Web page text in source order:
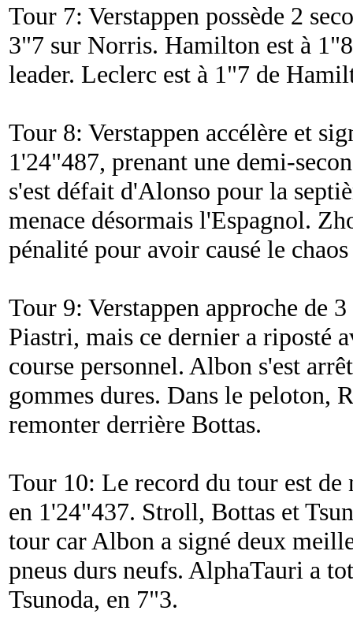
Tour 7: Verstappen possède 2
3"7 sur Norris. Hamilton est à
leader. Leclerc est à 1"7 de
Tour 8: Verstappen accélère et
1'24"487, prenant une demi-
s'est défait d'Alonso pour la
menace désormais l'Espagnol.
pénalité pour avoir causé le
Tour 9: Verstappen approche de
Piastri, mais ce dernier a riposté
course personnel. Albon s'est
gommes dures. Dans le peloton,
remonter derrière Bottas.
Tour 10: Le record du tour est de
en 1'24"437. Stroll, Bottas et
tour car Albon a signé deux
pneus durs neufs. AlphaTauri a
Tsunoda, en 7"3.